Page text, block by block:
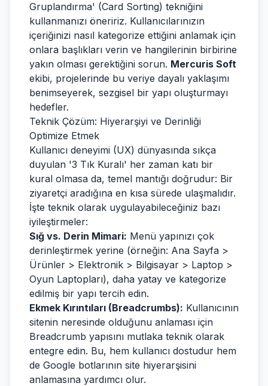
Gruplandırma' (Card Sorting) tekniğini
kullanmanızı öneririz. Kullanıcılarınızın
içeriğinizi nasıl kategorize ettiğini anlamak için
onlara başlıkları verin ve hangilerinin birbirine
yakın olması gerektiğini sorun. Mercuris Soft
ekibi, projelerinde bu veriye dayalı yaklaşımı
benimseyerek, sezgisel bir yapı oluşturmayı
hedefler.
Teknik Çözüm: Hiyerarşiyi ve Derinliği
Optimize Etmek
Kullanıcı deneyimi (UX) dünyasında sıkça
duyulan '3 Tık Kuralı' her zaman katı bir
kural olmasa da, temel mantığı doğrudur: Bir
ziyaretçi aradığına en kısa sürede ulaşmalıdır.
İşte teknik olarak uygulayabileceğiniz bazı
iyileştirmeler:
Sığ vs. Derin Mimari: Menü yapınızı çok
derinleştirmek yerine (örneğin: Ana Sayfa >
Ürünler > Elektronik > Bilgisayar > Laptop >
Oyun Laptopları), daha yatay ve kategorize
edilmiş bir yapı tercih edin.
Ekmek Kırıntıları (Breadcrumbs): Kullanıcının
sitenin neresinde olduğunu anlaması için
Breadcrumb yapısını mutlaka teknik olarak
entegre edin. Bu, hem kullanıcı dostudur hem
de Google botlarının site hiyerarşisini
anlamasına yardımcı olur.